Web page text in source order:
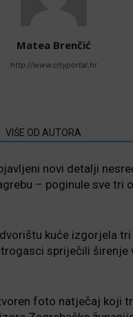
Matea Brenčić
http://www.cityportal.hr
VIŠE OD AUTORA
novi detalji
– poginule sve tri
kuće izgorjela
spriječili širenje
foto natječaj koji